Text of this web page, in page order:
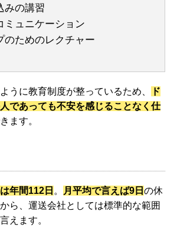
みの講習
ミュニケーション
のためのレクチャー
うに教育制度が整っているため、
ド
であっても不安を感じることなく仕
ます。
年間112日 。 月平均で言えば9日 の休
ら、運送会社としては標準的な範囲
えます。